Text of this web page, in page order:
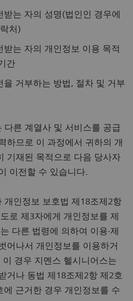
받는 자의 성명(법인인 경우에
처)
받는 자의 개인정보 이용 목적
간
을 거부하는 방법, 절차 및 거부
다른 계열사 및 서비스를 공급
하므로 이 과정에서 귀하의 개
기재된 목적으로 다음 당사자
이전할 수 있습니다.
개인정보 보호법 제18조제2항
로 제3자에게 개인정보를 제
다른 법령에 의하여 이용·제
어나서 개인정보를 이용하거
경우 지멘스 헬시니어스는
거나 동법 제18조제2항 제2호
에 근거한 경우 개인정보를 수